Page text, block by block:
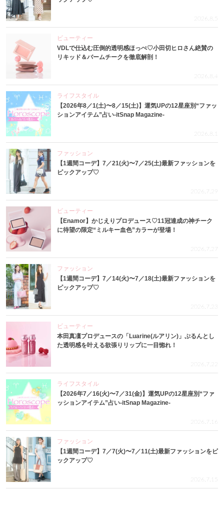
2026.8.5
ビューティー
VDLで仕込む圧倒的透明感ほっぺ♡小田切ヒロさん絶賛の
リキッド＆バームチークを徹底解剖！
2026.8.4
ライフスタイル
【2026年8／1(土)〜8／15(土)】運気UPの12星座別“ファッ
ションアイテム”占い-itSnap Magazine-
2026.8.1
ファッション
【1週間コーデ】7／21(火)〜7／25(土)最新ファッションを
ピックアップ♡
2026.7.29
ビューティー
【Enamor】かじえりプロデュース♡11冠達成の神チーク
に待望の限定“ミルキー血色”カラーが登場！
2026.7.27
ファッション
【1週間コーデ】7／14(火)〜7／18(土)最新ファッションを
ピックアップ♡
2026.7.23
ビューティー
本田真凜プロデュースの「Luarine(ルアリン)」ぷるんとし
た透明感を叶える欲張りリップに一目惚れ！
2026.7.22
ライフスタイル
【2026年7／16(火)〜7／31(金)】運気UPの12星座別“ファ
ッションアイテム”占い-itSnap Magazine-
2026.7.16
ファッション
【1週間コーデ】7／7(火)〜7／11(土)最新ファッションをピ
ックアップ♡
2026.7.15